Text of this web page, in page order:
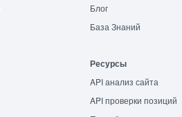
Блог
База Знаний
Ресурсы
API анализ сайта
API проверки позиций